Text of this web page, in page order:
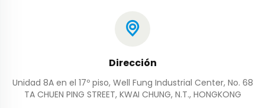
Dirección
Unidad 8A en el 17º piso, Well Fung Industrial Center, No. 68
TA CHUEN PING STREET, KWAI CHUNG, N.T., HONGKONG